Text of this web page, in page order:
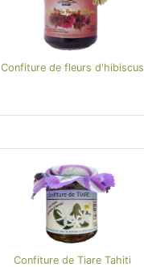
Confiture de fleurs d'hibiscus
Confiture de Tiare Tahiti